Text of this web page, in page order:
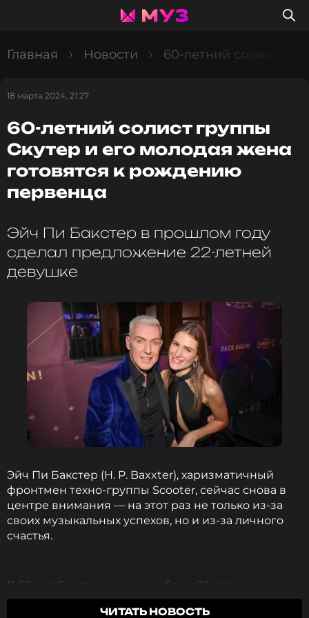
Главная Новости 60-летний солист
18 марта 2024, 21:27
60-летний солист группы
Скутер и его молодая жена
готовятся к рождению
первенца
Эйч Пи Бакстер в прошлом году
сделал предложение 22-летней
девушке
Эйч Пи Бакстер (H. P. Baxxter), харизматичный
фронтмен техно-группы Scooter, сейчас снова в
центре внимания — на этот раз не только из-за
своих музыкальных успехов, но и из-за личного
счастья.
В 60 лет Бакстер нашел любовь: 22-летнюю
студентку Сару, изучающую недвижимость.
ЧИТАТЬ НОВОСТЬ